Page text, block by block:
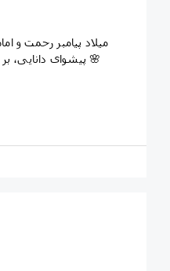
پیشوای دانایی، بر همه مسلمانان جهان مبارک باد 🌸